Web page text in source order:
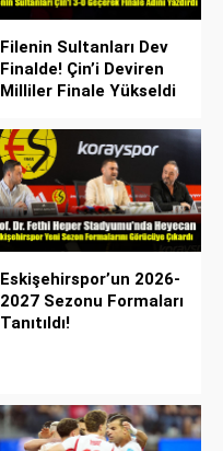
Filenin Sultanları Dev
Finalde! Çin’i Deviren
Milliler Finale Yükseldi
Eskişehirspor’un 2026-
2027 Sezonu Formaları
Tanıtıldı!